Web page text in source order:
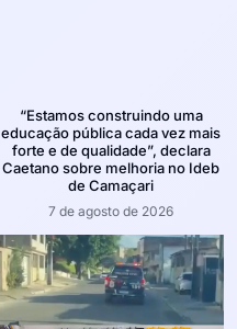
“Estamos construindo uma
educação pública cada vez mais
forte e de qualidade”, declara
Caetano sobre melhoria no Ideb
de Camaçari
7 de agosto de 2026